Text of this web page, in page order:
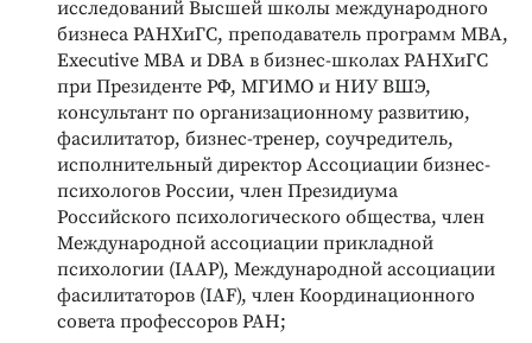
исследований Высшей школы международного
бизнеса РАНХиГС, преподаватель программ MBA,
Executive MBA и DBA в бизнес-школах РАНХиГС
при Президенте РФ, МГИМО и НИУ ВШЭ,
консультант по организационному развитию,
фасилитатор, бизнес-тренер, соучредитель,
исполнительный директор Ассоциации бизнес-
психологов России, член Президиума
Российского психологического общества, член
Международной ассоциации прикладной
психологии (IAAP), Международной ассоциации
фасилитаторов (IAF), член Координационного
совета профессоров РАН;